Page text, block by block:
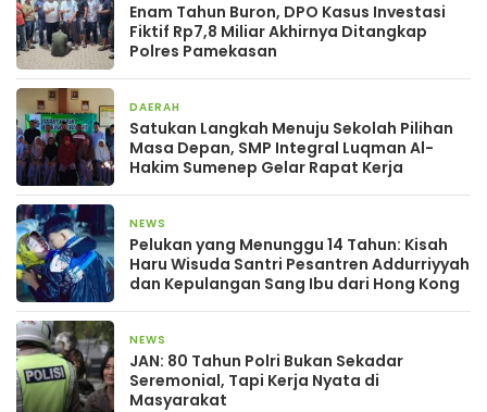
Enam Tahun Buron, DPO Kasus Investasi
Fiktif Rp7,8 Miliar Akhirnya Ditangkap
Polres Pamekasan
DAERAH
Satukan Langkah Menuju Sekolah Pilihan
Masa Depan, SMP Integral Luqman Al-
Hakim Sumenep Gelar Rapat Kerja
NEWS
Pelukan yang Menunggu 14 Tahun: Kisah
Haru Wisuda Santri Pesantren Addurriyyah
dan Kepulangan Sang Ibu dari Hong Kong
NEWS
JAN: 80 Tahun Polri Bukan Sekadar
Seremonial, Tapi Kerja Nyata di
Masyarakat